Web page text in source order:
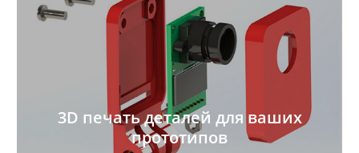
3D печать деталей для ваших
прототипов